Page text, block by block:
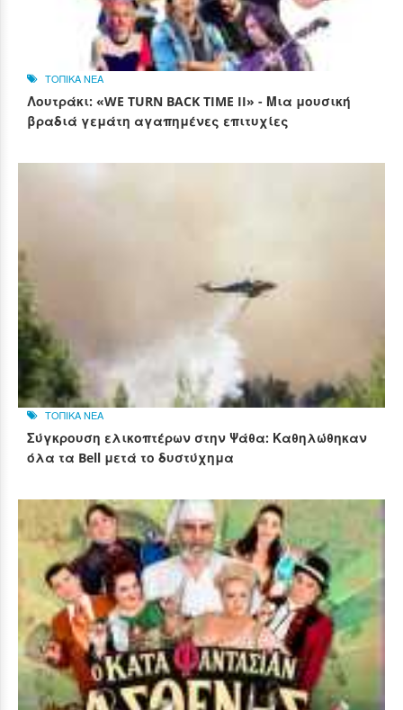
ΤΟΠΙΚΑ ΝΕΑ
Λουτράκι: «WE TURN BACK TIME II» - Μια μουσική
βραδιά γεμάτη αγαπημένες επιτυχίες
ΤΟΠΙΚΑ ΝΕΑ
Σύγκρουση ελικοπτέρων στην Ψάθα: Καθηλώθηκαν
όλα τα Bell μετά το δυστύχημα